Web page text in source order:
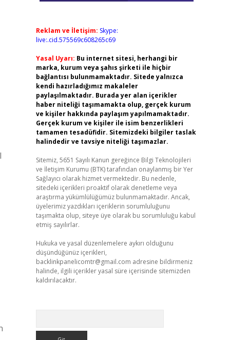
Reklam ve İletişim: Skype:
live:.cid.575569c608265c69
Yasal Uyarı: Bu internet sitesi, herhangi bir
marka, kurum veya şahıs şirketi ile hiçbir
bağlantısı bulunmamaktadır. Sitede yalnızca
kendi hazırladığımız makaleler
paylaşılmaktadır. Burada yer alan içerikler
haber niteliği taşımamakta olup, gerçek kurum
ve kişiler hakkında paylaşım yapılmamaktadır.
Gerçek kurum ve kişiler ile isim benzerlikleri
tamamen tesadüfidir. Sitemizdeki bilgiler taslak
halindedir ve tavsiye niteliği taşımazlar.
Sitemiz, 5651 Sayılı Kanun gereğince Bilgi Teknolojileri
ve İletişim Kurumu (BTK) tarafından onaylanmış bir Yer
Sağlayıcı olarak hizmet vermektedir. Bu nedenle,
sitedeki içerikleri proaktif olarak denetleme veya
araştırma yükümlülüğümüz bulunmamaktadır. Ancak,
üyelerimiz yazdıkları içeriklerin sorumluluğunu
taşımakta olup, siteye üye olarak bu sorumluluğu kabul
etmiş sayılırlar.
Hukuka ve yasal düzenlemelere aykırı olduğunu
düşündüğünüz içerikleri,
backlinkpanelicomtr@gmail.com adresine bildirmeniz
halinde, ilgili içerikler yasal süre içerisinde sitemizden
kaldırılacaktır.